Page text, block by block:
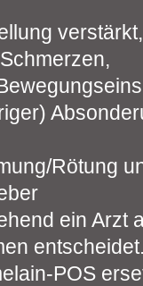
verstärkt,
Rötung
ein Arzt
POS